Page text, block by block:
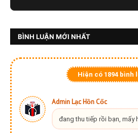
BÌNH LUẬN MỚI NHẤT
Hiện có 1894 bình
Admin Lạc Hồn Cốc
đang thu tiếp rồi bạn, mấy